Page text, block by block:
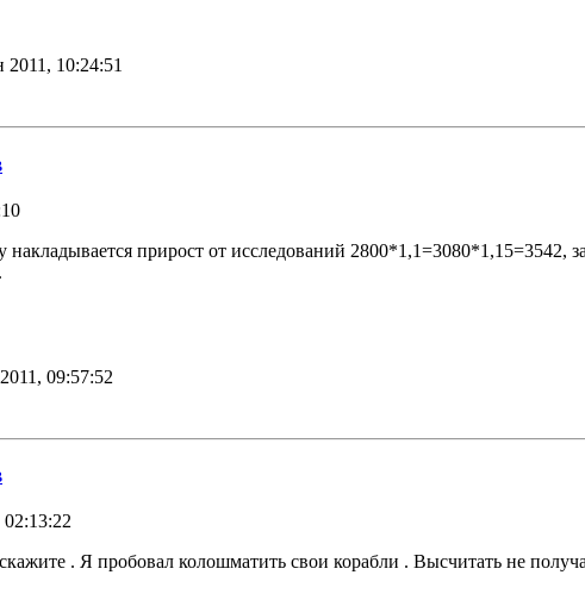
10:24:51
накладывается прирост от исследований 2800*1,1=3080*1,15=3542,
09:57:52
02:13:22
. Я пробовал колошматить свои корабли . Высчитать не